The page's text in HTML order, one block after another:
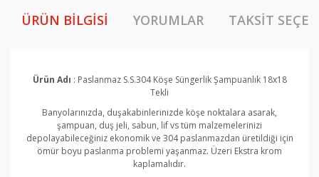
ÜRÜN BILGISI YORUMLAR TAKSIT
Ürün Adı : Paslanmaz S.S.304 Köşe SüngerlikŞampuanlık 18x18
Tekli
Banyolarınızda, duşakabinlerinizde köşe noktalara asarak,
şampuan, duş jeli, sabun, lif vs tüm malzemelerinizi
depolayabileceğiniz ekonomik ve 304 paslanmazdan üretildiği için
ömür boyu paslanma problemi yaşanmaz. Üzeri Ekstra krom
kaplamalıdır.